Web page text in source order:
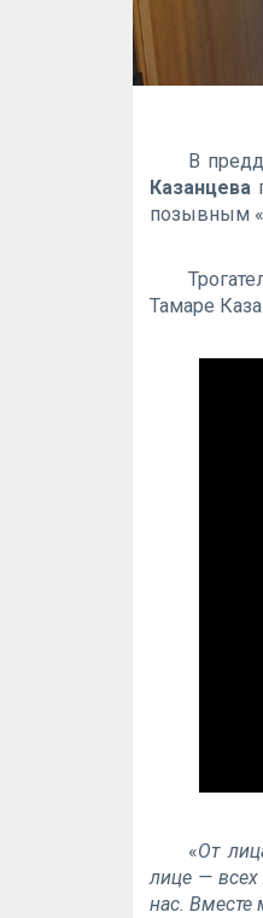
В
Казанцева
позывным
Тамаре
«От
лице —
нас.